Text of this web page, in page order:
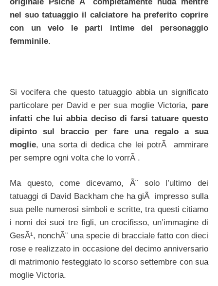
nel suo tatuaggio il calciatore ha preferito coprire
con un velo le parti intime del personaggio
femminile.
Si vocifera che questo tatuaggio abbia un significato
particolare per David e per sua moglie Victoria, pare
infatti che lui abbia deciso di farsi tatuare questo
dipinto sul braccio per fare una regalo a sua
moglie, una sorta di dedica che lei potrÃ ammirare
per sempre ogni volta che lo vorrÃ .
Ma questo, come dicevamo, Ã¨ solo l’ultimo dei
tatuaggi di David Backham che ha giÃ impresso sulla
sua pelle numerosi simboli e scritte, tra questi citiamo
i nomi dei suoi tre figli, un crocifisso, un’immagine di
GesÃ¹, nonchÃ¨ una specie di bracciale fatto con dieci
rose e realizzato in occasione del decimo anniversario
di matrimonio festeggiato lo scorso settembre con sua
moglie Victoria.